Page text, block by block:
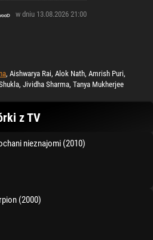
w dniu 13.08.2026 21:00
, Aishwarya Rai, Alok Nath, Amrish Puri,
Jividha Sharma, Tanya Mukherjee
z TV
nieznajomi (2010)
(2000)